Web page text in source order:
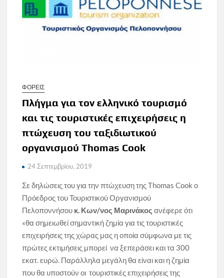
ΦΟΡΕΙΣ
Πλήγμα για τον ελληνικό τουρισμό
και τις τουριστικές επιχειρήσεις η
πτώχευση του ταξιδιωτικού
οργανισμού Thomas Cook
24 Σεπτεμβρίου, 2019
Σε δηλώσεις του για την πτώχευση της Thomas Cook o
Πρόεδρος του Τουριστικού Οργανισμού
Πελοποννήσου κ. Κων/νος Μαρινάκος ανέφερε ότι
«θα σημειωθεί σημαντική ζημία για τις τουριστικές
επιχειρήσεις της χώρας μας η οποία σύμφωνα με τις
πρώτες εκτιμήσεις μπορεί να ξεπεράσει και τα 300
εκατ. ευρώ. Παράλληλα μεγάλη θα είναι και η ζημία
που θα υποστούν οι τουριστικές επιχειρήσεις της